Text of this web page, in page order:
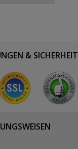
& SICHERHEIT